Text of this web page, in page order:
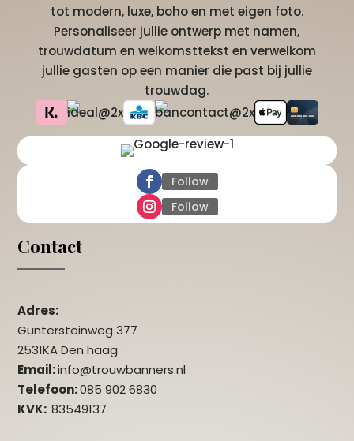
tot modern, luxe, boho en met eigen foto.
Personaliseer jullie ontwerp met namen,
trouwdatum en welkomsttekst en verwelkom
jullie gasten op een manier die past bij jullie
trouwdag.
Follow
Follow
Contact
Adres:
Guntersteinweg 377
2531KA Den haag
Email:info@trouwbanners.nl
Telefoon:085 902 6830
KVK:83549137